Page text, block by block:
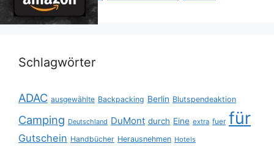
Schlagwörter
ADAC ausgewählte Backpacking Berlin Blutspendeaktion
Camping Deutschland DuMont durch Eine extra fuer für
Gutschein Handbücher Herausnehmen Hotels